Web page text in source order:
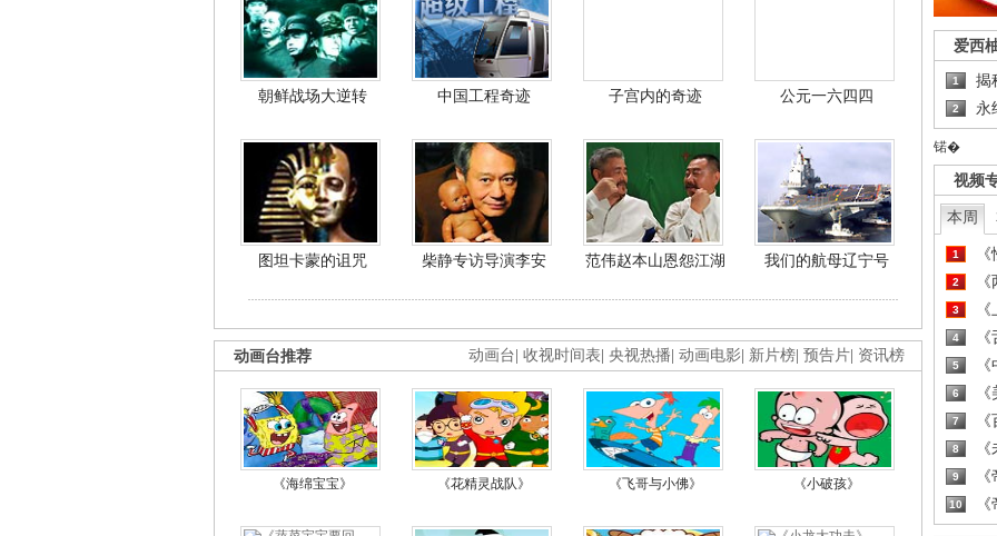
朝鲜战场大逆转 中国工程奇迹 子宫内的奇迹 公元一六四四
图坦卡蒙的诅咒 柴静专访导演李安 范伟赵本山恩怨江湖 我们的航母辽宁号
动画台 收视时间表 央视热播 动画电影 新片榜 预告片 资讯榜
动画台推荐
《海绵宝宝》 《花精灵战队》 《飞哥与小佛》 《小破孩》
爱西
1 揭
2 永
锘�
视频
本周
1
2
3
4
5
6
7
8
9
10